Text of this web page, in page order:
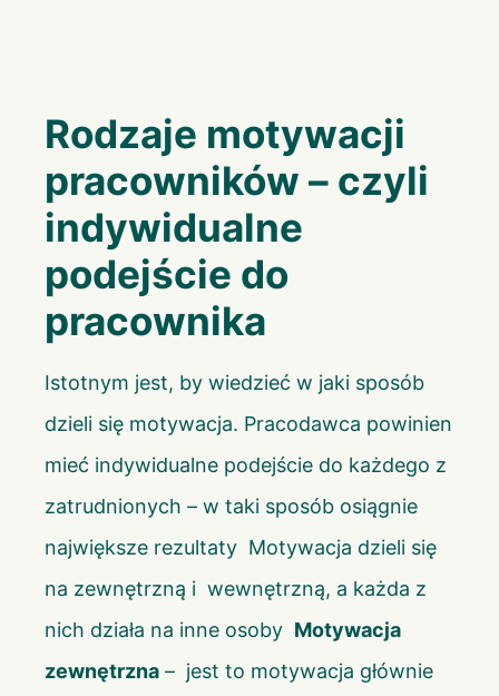
Rodzaje motywacji
pracowników – czyli
indywidualne
podejście do
pracownika
Istotnym jest, by wiedzieć w jaki sposób
dzieli się motywacja. Pracodawca powinien
mieć indywidualne podejście do każdego z
zatrudnionych – w taki sposób osiągnie
największe rezultaty Motywacja dzieli się
na zewnętrzną i wewnętrzną, a każda z
nich działa na inne osoby Motywacja
zewnętrzna – jest to motywacja głównie